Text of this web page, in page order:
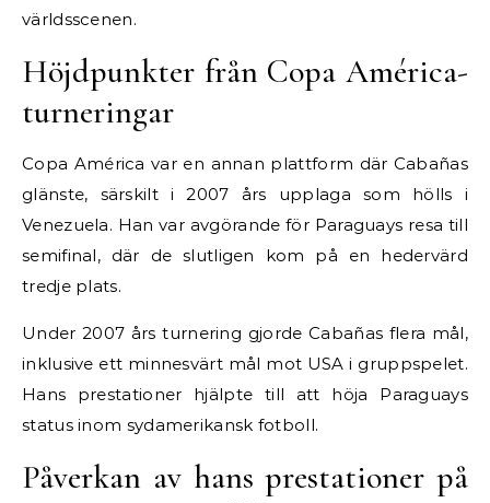
världsscenen.
Höjdpunkter från Copa América-
turneringar
Copa América var en annan plattform där Cabañas
glänste, särskilt i 2007 års upplaga som hölls i
Venezuela. Han var avgörande för Paraguays resa till
semifinal, där de slutligen kom på en hedervärd
tredje plats.
Under 2007 års turnering gjorde Cabañas flera mål,
inklusive ett minnesvärt mål mot USA i gruppspelet.
Hans prestationer hjälpte till att höja Paraguays
status inom sydamerikansk fotboll.
Påverkan av hans prestationer på